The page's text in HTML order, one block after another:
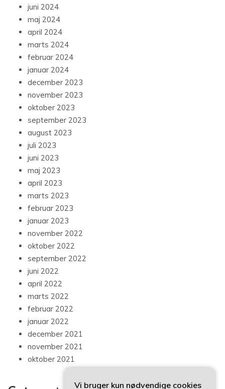
juni 2024
maj 2024
april 2024
marts 2024
februar 2024
januar 2024
december 2023
november 2023
oktober 2023
september 2023
august 2023
juli 2023
juni 2023
maj 2023
april 2023
marts 2023
februar 2023
januar 2023
november 2022
oktober 2022
september 2022
juni 2022
april 2022
marts 2022
februar 2022
januar 2022
december 2021
november 2021
oktober 2021
Vi bruger kun nødvendige cookies